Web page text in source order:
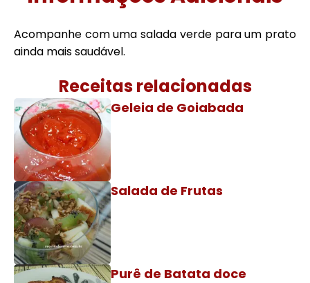
Acompanhe com uma salada verde para um prato
ainda mais saudável.
Receitas relacionadas
Geleia de Goiabada
Salada de Frutas
Purê de Batata doce